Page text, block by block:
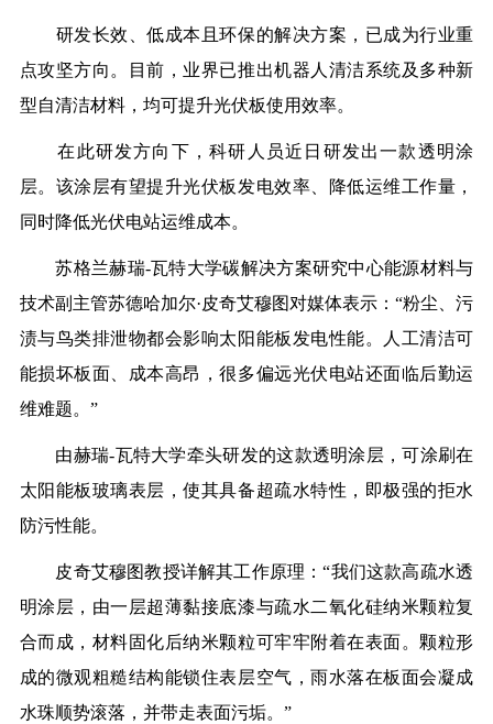
研发长效、低成本且环保的解决方案，已成为行业重
点攻坚方向。目前，业界已推出机器人清洁系统及多种新
型自清洁材料，均可提升光伏板使用效率。
在此研发方向下，科研人员近日研发出一款透明涂
层。该涂层有望提升光伏板发电效率、降低运维工作量，
同时降低光伏电站运维成本。
苏格兰赫瑞-瓦特大学碳解决方案研究中心能源材料与
技术副主管苏德哈加尔·皮奇艾穆图对媒体表示：“粉尘、污
渍与鸟类排泄物都会影响太阳能板发电性能。人工清洁可
能损坏板面、成本高昂，很多偏远光伏电站还面临后勤运
维难题。”
由赫瑞-瓦特大学牵头研发的这款透明涂层，可涂刷在
太阳能板玻璃表层，使其具备超疏水特性，即极强的拒水
防污性能。
皮奇艾穆图教授详解其工作原理：“我们这款高疏水透
明涂层，由一层超薄黏接底漆与疏水二氧化硅纳米颗粒复
合而成，材料固化后纳米颗粒可牢牢附着在表面。颗粒形
成的微观粗糙结构能锁住表层空气，雨水落在板面会凝成
水珠顺势滚落，并带走表面污垢。”